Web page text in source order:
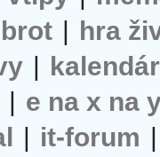
| hra
| kalendár
| e na x na
| it-forum |